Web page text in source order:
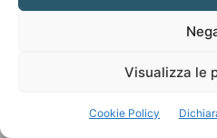
Visualizza le
Cookie Policy